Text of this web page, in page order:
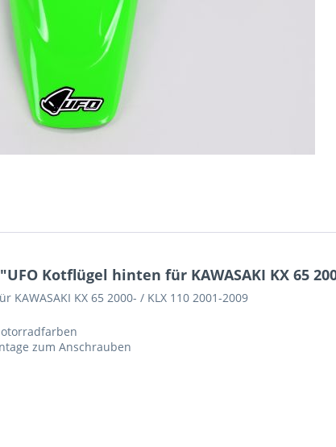
Kotflügel hinten für KAWASAKI KX 65
KX 65 2000- / KLX 110 2001-2009
zum Anschrauben